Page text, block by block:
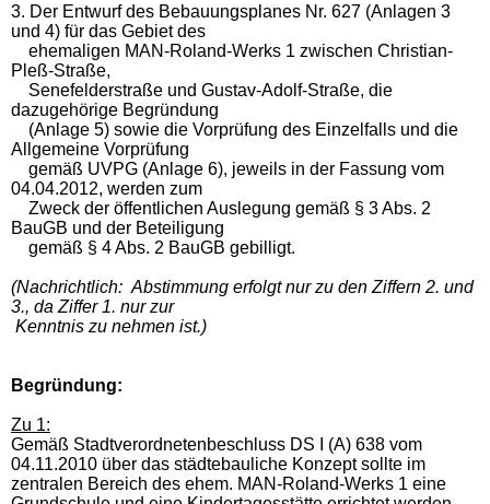
3. Der Entwurf des Bebauungsplanes Nr. 627 (Anlagen 3
und 4) für das Gebiet des
ehemaligen MAN-Roland-Werks 1 zwischen Christian-
Pleß-Straße,
Senefelderstraße und Gustav-Adolf-Straße, die
dazugehörige Begründung
(Anlage 5) sowie die Vorprüfung des Einzelfalls und die
Allgemeine Vorprüfung
gemäß UVPG (Anlage 6), jeweils in der Fassung vom
04.04.2012, werden zum
Zweck der öffentlichen Auslegung gemäß § 3 Abs. 2
BauGB und der Beteiligung
gemäß § 4 Abs. 2 BauGB gebilligt.
(Nachrichtlich: Abstimmung erfolgt nur zu den Ziffern 2. und
3., da Ziffer 1. nur zur
Kenntnis zu nehmen ist.)
Begründung:
Zu 1:
Gemäß Stadtverordnetenbeschluss DS I (A) 638 vom
04.11.2010 über das städtebauliche Konzept sollte im
zentralen Bereich des ehem. MAN-Roland-Werks 1 eine